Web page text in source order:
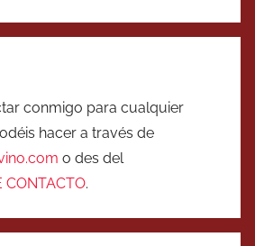
conmigo para cualquier
hacer a través de
o des del
CONTACTO.